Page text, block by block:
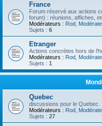
France
Forum réservé aux actions
forum) : réunions, affiches,
Modérateurs : Rod
Sujets : 6
Etranger
Actions concrètes hors de
Modérateurs : Rod
Sujets : 1
Quebec
discussions pour le Quebec.
Modérateurs : Rod
Sujets : 27